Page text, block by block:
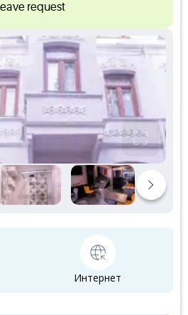
request
Интернет